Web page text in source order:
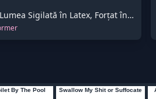
Fil din Lumea Sigilată în Latex, Forțat în Gura Sclavului Legat – Partea 1